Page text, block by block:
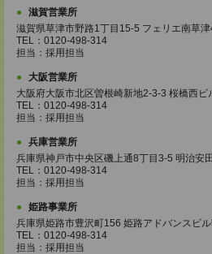
滋賀営業所
滋賀県草津市野路1丁目15-5 フェリエ南草
TEL：0120-498-314
担当：採用担当
大阪営業所
大阪府大阪市北区曽根崎新地2-3-3 桜橋西ビ
TEL：0120-498-314
担当：採用担当
兵庫営業所
兵庫県神戸市中央区磯上通8丁目3-5 明治安
TEL：0120-498-314
担当：採用担当
姫路事業所
兵庫県姫路市豊沢町156 姫路アドバンスビ
TEL：0120-498-314
担当：採用担当